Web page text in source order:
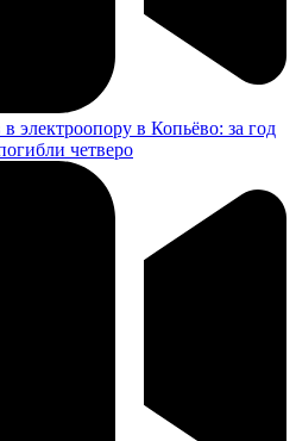
электроопору в Копьёво: за год
четверо